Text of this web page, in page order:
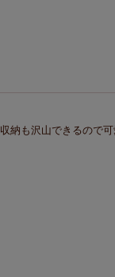
収納も沢山できるので